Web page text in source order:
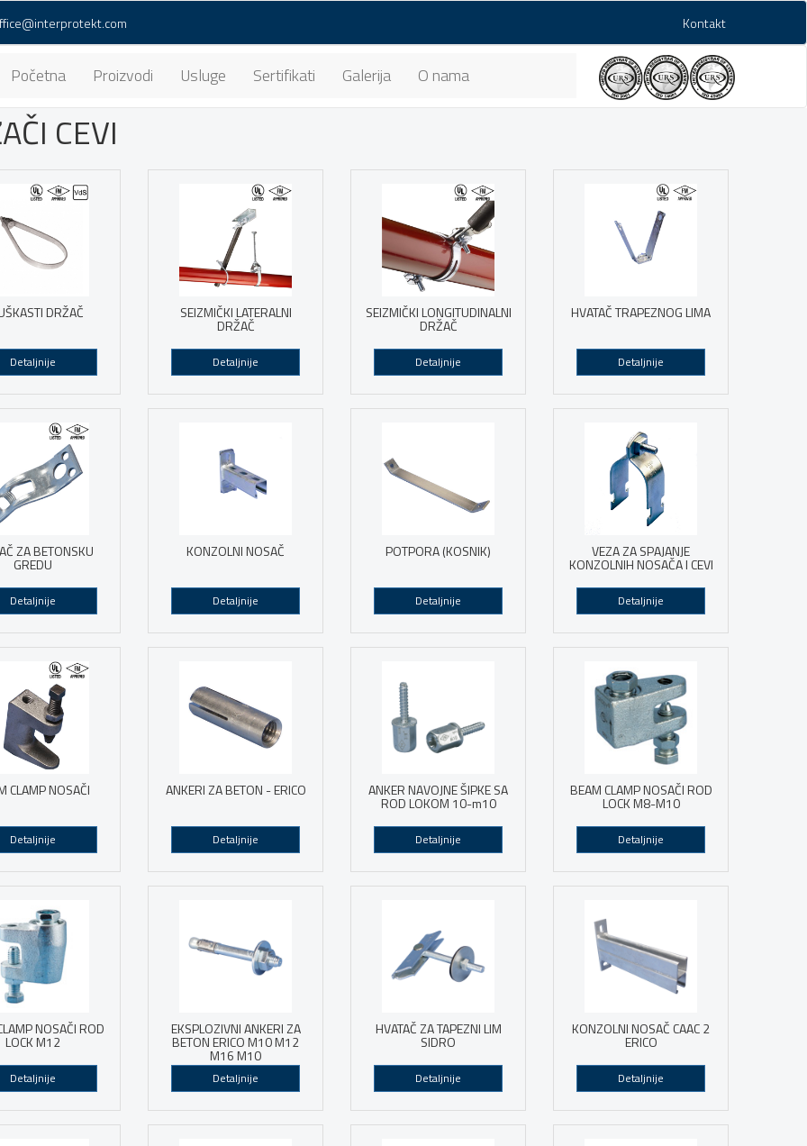
Kontakt
Početna Proizvodi Usluge Sertifikati Galerija O nama
CEVI
DRŽAČ
Detaljnije
SEIZMIČKI LATERALNI
DRŽAČ
Detaljnije
SEIZMIČKI LONGITUDINALNI
DRŽAČ
Detaljnije
HVATAČ TRAPEZNOG LIMA
Detaljnije
ZA BETONSKU
GREDU
Detaljnije
KONZOLNI NOSAČ
Detaljnije
POTPORA (KOSNIK)
Detaljnije
VEZA ZA SPAJANJE
KONZOLNIH NOSAČA I CEVI
Detaljnije
CLAMP NOSAČI
Detaljnije
ANKERI ZA BETON - ERICO
Detaljnije
ANKER NAVOJNE ŠIPKE SA
ROD LOKOM 10-m10
Detaljnije
BEAM CLAMP NOSAČI ROD
LOCK M8-M10
Detaljnije
NOSAČI ROD
LOCK M12
Detaljnije
EKSPLOZIVNI ANKERI ZA
BETON ERICO M10 M12
M16 M10
Detaljnije
HVATAČ ZA TAPEZNI LIM
SIDRO
Detaljnije
KONZOLNI NOSAČ CAAC 2
ERICO
Detaljnije